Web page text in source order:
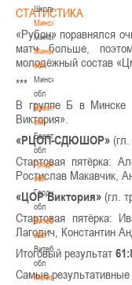
Школы
Минск
Минск
Минская
обл
Минская
обл
Брестская
обл
Брестская
обл
Гродненская
обл
Гродненская
обл
Витебская
обл
Витебская
обл
Могилевская
СТАТИСТИКА
«Рубон» поравнялся
матч больше,
молодёжный состав
***
В группе Б в
Виктория».
«РЦОП-СДЮШОР»
Стартовая пятёрка:
Ростислав Макавчик,
«ЦОР Виктория» (гл.
Стартовая пятёрка:
Лагодич, Константин
Итоговый результат
Самые результативные